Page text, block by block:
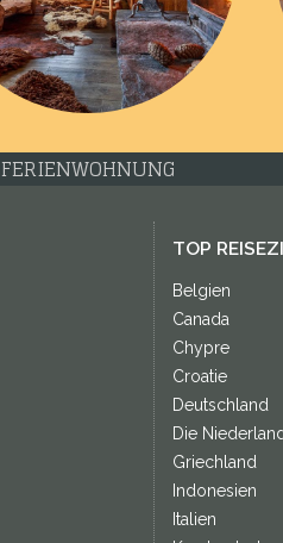
FERIENWOHNUNG
TOP
Belgien
Canada
Chypre
Croatie
Deutschland
Die
Griechland
Indonesien
Italien